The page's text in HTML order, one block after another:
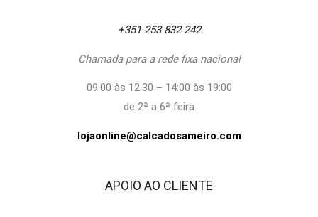
+351 253 832 242
Chamada para a rede fixa nacional
09:00 às 12:30 – 14:00 às 19:00
de 2ª a 6ª feira
lojaonline@calcadosameiro.com
APOIO AO CLIENTE